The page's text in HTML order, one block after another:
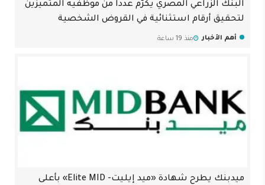
البنك الزراعي المصري يكرّم عدداً من موظفيه المتميزين
لتحقيق أرقام استثنائية في القروض الشخصية
أهم الأخبار منذ 19 ساعة
ميدبنك يطرح شهادة «ميد إيليت- Elite MID» بأعلى